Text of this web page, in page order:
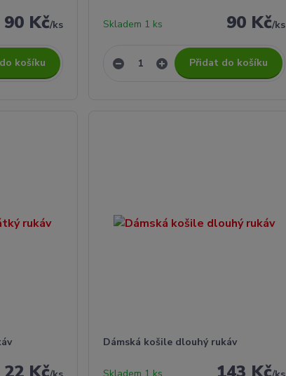
90 Kč/ks
košíku
90 Kč/ks
Skladem 1 ks
Přidat do košíku
Dámská košile dlouhý rukáv